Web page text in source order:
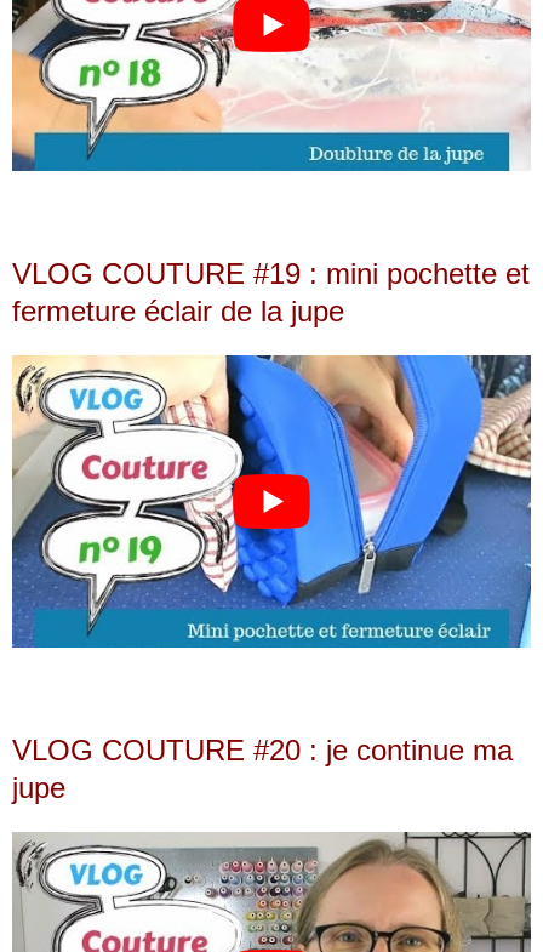
VLOG COUTURE #19 : mini pochette et
fermeture éclair de la jupe
VLOG COUTURE #20 : je continue ma
jupe